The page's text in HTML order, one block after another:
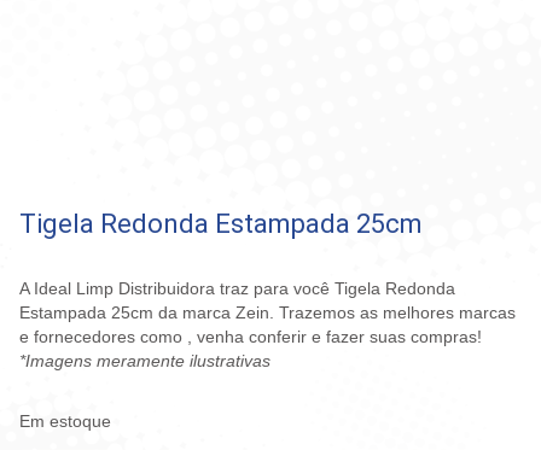
Tigela Redonda Estampada 25cm
A Ideal Limp Distribuidora traz para você Tigela Redonda
Estampada 25cm da marca Zein. Trazemos as melhores marcas
e fornecedores como , venha conferir e fazer suas compras!
*Imagens meramente ilustrativas
Em estoque